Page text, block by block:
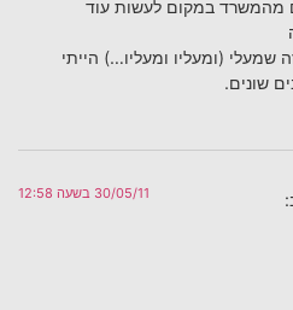
מהמשרד במקום לעשות עוד
שמעלי (ומעליו ומעליו…) הייתי
שונים.
30/05/11 בשעה 12:58